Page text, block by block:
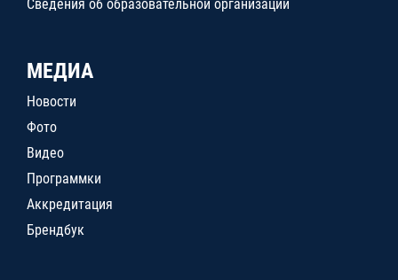
Сведения об образовательной организации
МЕДИА
Новости
Фото
Видео
Программки
Аккредитация
Брендбук